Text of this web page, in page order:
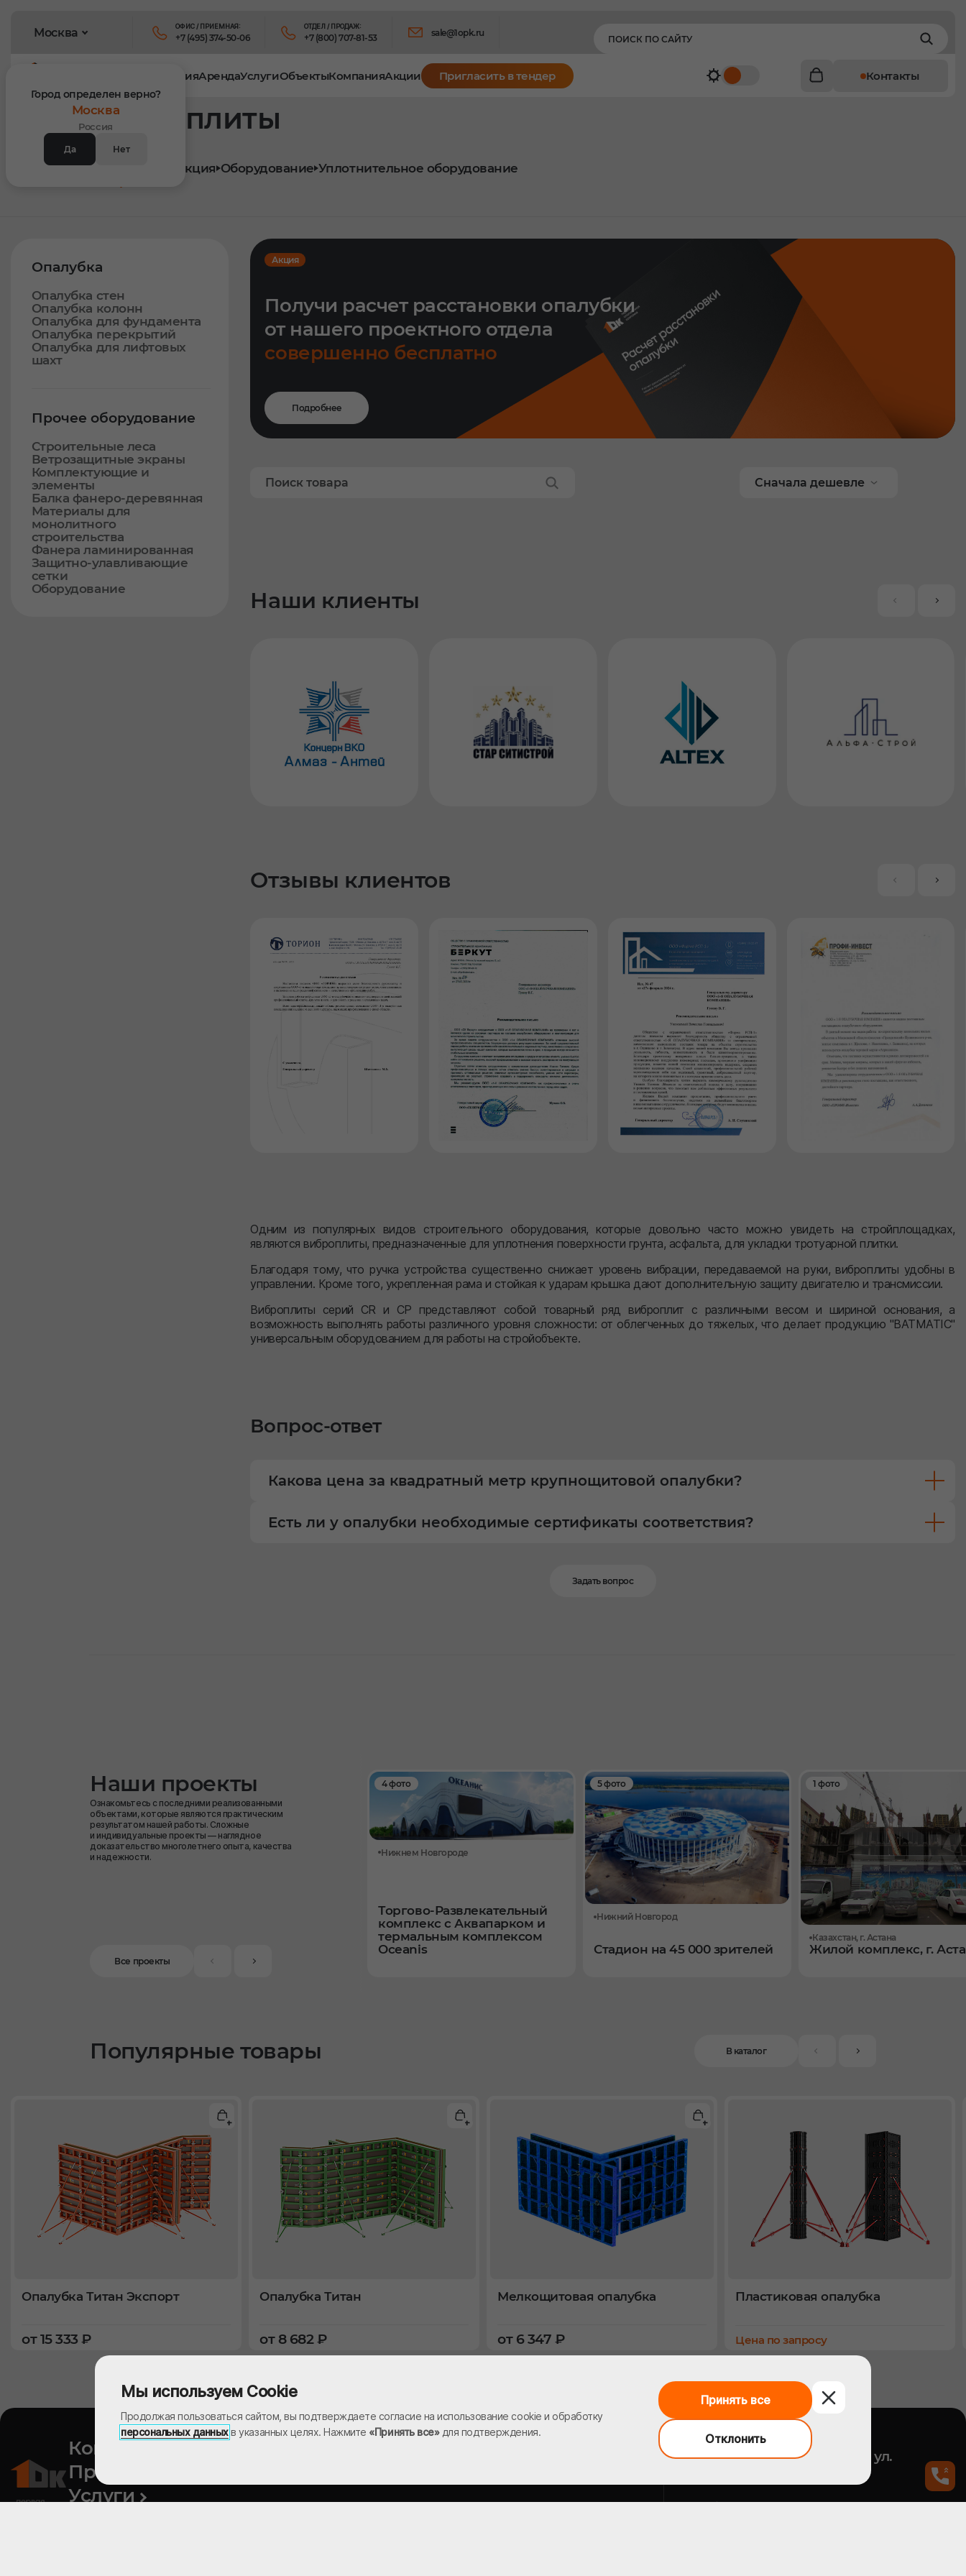
ОФИС / ПРИЕМНАЯ:
+7 (495) 374-50-06
ОТДЕЛ / ПРОДАЖ:
+7 (800) 707-81-53 sale@1opk.ru
Москва
Город определен верно?
Москва
Россия
Да Нет
ПродукцияАрендаУслугиОбъектыКомпанияАкции Пригласить в тендер Контакты
Виброплиты
Главная Продукция Оборудование Уплотнительное оборудование
Опалубка
Опалубка стен
Опалубка колонн
Опалубка для фундамента
Опалубка перекрытий
Опалубка для лифтовых
шахт
Прочее оборудование
Строительные леса
Ветрозащитные экраны
Комплектующие и
элементы
Балка фанеро-деревянная
Материалы для
монолитного
строительства
Фанера ламинированная
Защитно-улавливающие
сетки
Оборудование
Акция
Получи расчет расстановки опалубки
от нашего проектного отдела
совершенно бесплатно
Подробнее
Наши клиенты
Отзывы клиентов
Одним из популярных видов строительного оборудования, которые довольно часто можно увидеть на стройплощадках,
являются виброплиты, предназначенные для уплотнения поверхности грунта, асфальта, для укладки тротуарной плитки.
Благодаря тому, что ручка устройства существенно снижает уровень вибрации, передаваемой на руки, виброплиты удобны в
управлении. Кроме того, укрепленная рама и стойкая к ударам крышка дают дополнительную защиту двигателю и трансмиссии.
Виброплиты серий CR и CP представляют собой товарный ряд виброплит с различными весом и шириной основания, а
возможность выполнять работы различного уровня сложности: от облегченных до тяжелых, что делает продукцию "BATMATIC"
универсальным оборудованием для работы на стройобъекте.
Вопрос-ответ
Какова цена за квадратный метр крупнощитовой опалубки?
Есть ли у опалубки необходимые сертификаты соответствия?
Задать вопрос
Наши проекты
Ознакомьтесь с последними реализованными
объектами, которые являются практическим
результатом нашей работы. Сложные
и индивидуальные проекты — наглядное
доказательство многолетнего опыта, качества
и надежности.
Все проекты
Нижнем Новгороде
Торгово-Развлекательный
комплекс с Аквапарком и
термальным комплексом
Oceanis
4 фото
Нижний Новгород
Стадион на 45 000 зрителей
5 фото
Казахстан, г. Астана
Жилой комплекс, г.
1 фото
Популярные товары В каталог
Опалубка Титан Экспорт
от 15 333 ₽
Опалубка Титан
от 8 682 ₽
Мелкощитовая опалубка
от 6 347 ₽
Пластиковая опалубка
Цена по запросу
Компания
Продукция
Услуги
Адрес
Московская обл., г.Троицк, ул.
E-mail
Мы используем Cookie
Продолжая пользоваться сайтом, вы подтверждаете согласие на использование cookie и обработку
персональных данныхв указанных целях. Нажмите «Принять все»для подтверждения.
Принять все
Отклонить